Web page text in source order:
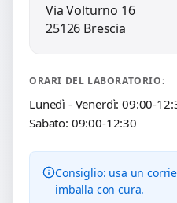
Via Volturno 16
25126 Brescia
ORARI DEL LABORATORIO:
Lunedì - Venerdì: 09:00-
Sabato: 09:00-12:30
Consiglio: usa un
imballa con cura.